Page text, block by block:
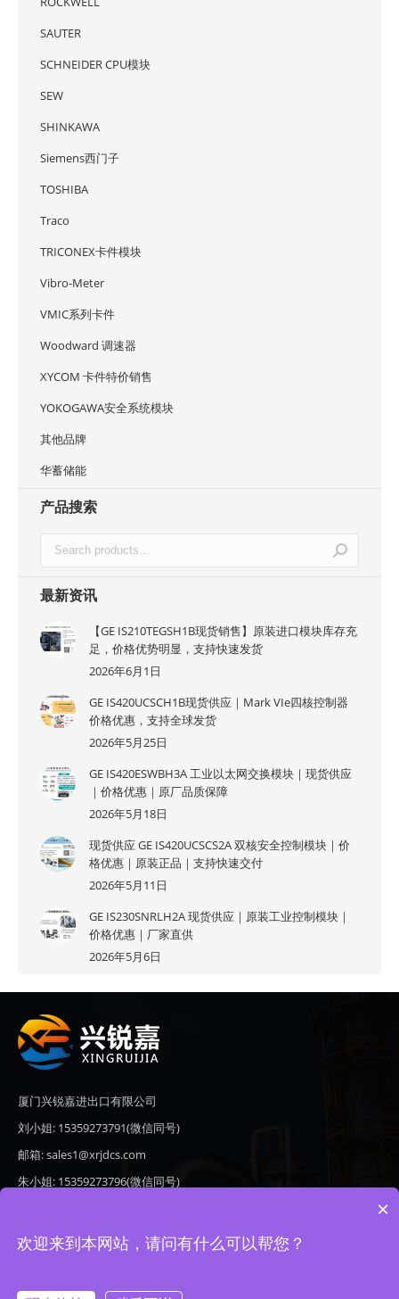
SAUTER
SCHNEIDER CPU模块
SEW
SHINKAWA
Siemens西门子
TOSHIBA
Traco
TRICONEX卡件模块
Vibro-Meter
VMIC系列卡件
Woodward 调速器
XYCOM 卡件特价销售
YOKOGAWA安全系统模块
其他品牌
华蓄储能
产品搜索
最新资讯
【GE IS210TEGSH1B现货销售】原装进口模块库存充
足，价格优势明显，支持快速发货
2026年6月1日
GE IS420UCSCH1B现货供应｜Mark VIe四核控制器
价格优惠，支持全球发货
2026年5月25日
GE IS420ESWBH3A 工业以太网交换模块｜现货供应
｜价格优惠｜原厂品质保障
2026年5月18日
现货供应 GE IS420UCSCS2A 双核安全控制模块｜价
格优惠｜原装正品｜支持快速交付
2026年5月11日
GE IS230SNRLH2A 现货供应｜原装工业控制模块｜
价格优惠｜厂家直供
2026年5月6日
厦门兴锐嘉进出口有限公司
刘小姐: 15359273791(微信同号)
邮箱: sales1@xrjdcs.com
朱小姐: 15359273796(微信同号)
地址: 厦门市翔安区新澳路510号海峡现代城A座6楼609
×
欢迎来到本网站，请问有什么可以帮您？